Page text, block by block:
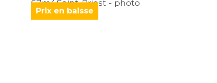
Prix en baisse